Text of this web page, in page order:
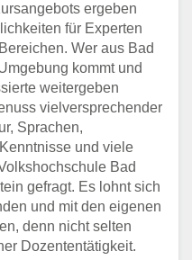
ergeben
für Experten
Wer aus Bad
kommt und
weitergeben
vielversprechender
Sprachen,
und viele
Bad
gefragt. Es lohnt sich
und mit den eigenen
denn nicht selten
Dozententätigkeit.